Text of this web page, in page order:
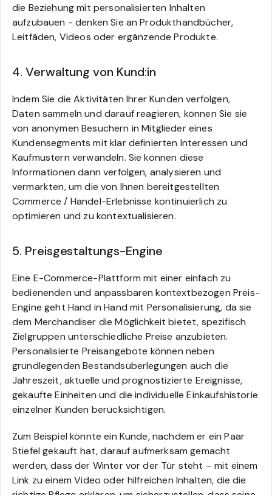
die Beziehung mit personalisierten Inhalten
aufzubauen - denken Sie an Produkthandbücher,
Leitfäden, Videos oder ergänzende Produkte.
4. Verwaltung von Kund:in
Indem Sie die Aktivitäten Ihrer Kunden verfolgen,
Daten sammeln und darauf reagieren, können Sie sie
von anonymen Besuchern in Mitglieder eines
Kundensegments mit klar definierten Interessen und
Kaufmustern verwandeln. Sie können diese
Informationen dann verfolgen, analysieren und
vermarkten, um die von Ihnen bereitgestellten
Commerce / Handel-Erlebnisse kontinuierlich zu
optimieren und zu kontextualisieren.
5. Preisgestaltungs-Engine
Eine E-Commerce-Plattform mit einer einfach zu
bedienenden und anpassbaren kontextbezogen Preis-
Engine geht Hand in Hand mit Personalisierung, da sie
dem Merchandiser die Möglichkeit bietet, spezifisch
Zielgruppen unterschiedliche Preise anzubieten.
Personalisierte Preisangebote können neben
grundlegenden Bestandsüberlegungen auch die
Jahreszeit, aktuelle und prognostizierte Ereignisse,
gekaufte Einheiten und die individuelle Einkaufshistorie
einzelner Kunden berücksichtigen.
Zum Beispiel könnte ein Kunde, nachdem er ein Paar
Stiefel gekauft hat, darauf aufmerksam gemacht
werden, dass der Winter vor der Tür steht – mit einem
Link zu einem Video oder hilfreichen Inhalten, die die